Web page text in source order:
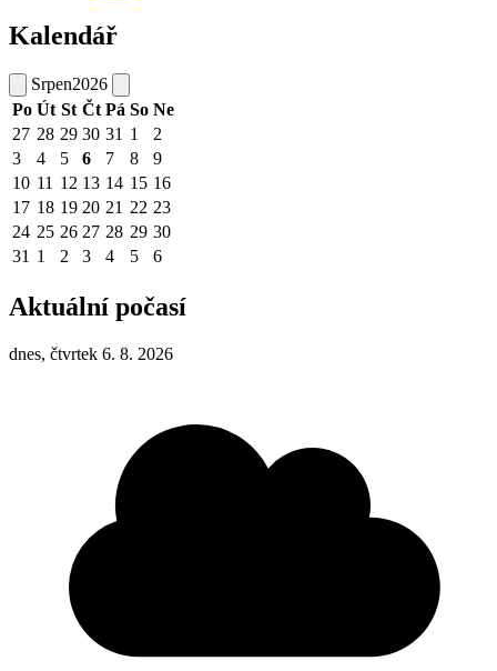
Kalendář
Srpen2026
Po Út St Čt Pá So Ne
27 28 29 30 31 1
2
3
4 5 6 7 8
9
10 11 12 13 14 15 16
17 18 19 20 21 22 23
24 25 26 27 28 29 30
31 1 2 3 4 5 6
Aktuální počasí
dnes, čtvrtek 6. 8. 2026